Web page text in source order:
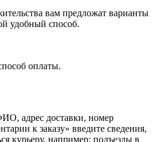
вам предложат варианты
удобный способ.
оплаты.
адрес доставки, номер
к заказу» введите сведения,
курьеру, например: подъезды в